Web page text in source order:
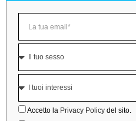
Accetto la Privacy Policy del sito.